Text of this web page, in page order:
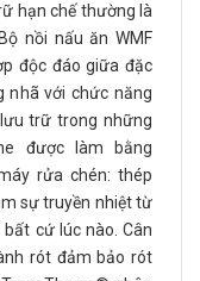
hạn chế thường là
nồi nấu ăn WMF
độc đáo giữa đặc
nhã với chức năng
trữ trong những
được làm bằng
rửa chén: thép
sự truyền nhiệt từ
cứ lúc nào. Cân
rót đảm bảo rót